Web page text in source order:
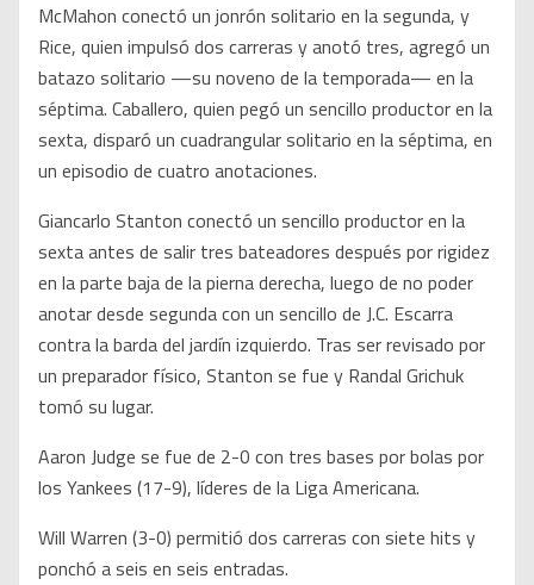
McMahon conectó un jonrón solitario en la segunda, y
Rice, quien impulsó dos carreras y anotó tres, agregó un
batazo solitario —su noveno de la temporada— en la
séptima. Caballero, quien pegó un sencillo productor en la
sexta, disparó un cuadrangular solitario en la séptima, en
un episodio de cuatro anotaciones.
Giancarlo Stanton conectó un sencillo productor en la
sexta antes de salir tres bateadores después por rigidez
en la parte baja de la pierna derecha, luego de no poder
anotar desde segunda con un sencillo de J.C. Escarra
contra la barda del jardín izquierdo. Tras ser revisado por
un preparador físico, Stanton se fue y Randal Grichuk
tomó su lugar.
Aaron Judge se fue de 2-0 con tres bases por bolas por
los Yankees (17-9), líderes de la Liga Americana.
Will Warren (3-0) permitió dos carreras con siete hits y
ponchó a seis en seis entradas.